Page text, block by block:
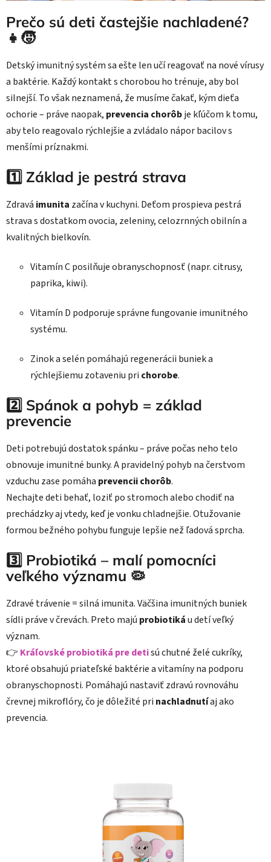
Prečo sú deti častejšie nachladené?
👧🧒
Detský imunitný systém sa ešte len učí reagovať na nové vírusy
a baktérie. Každý kontakt s chorobou ho trénuje, aby bol
silnejší. To však neznamená, že musíme čakať, kým dieťa
ochorie – práve naopak, prevencia chorôbje kľúčom k tomu,
aby telo reagovalo rýchlejšie a zvládalo nápor bacilov s
menšími príznakmi.
1️⃣ Základ je pestrá strava
Zdravá imunita začína v kuchyni. Deťom prospieva pestrá
strava s dostatkom ovocia, zeleniny, celozrnných obilnín a
kvalitných bielkovín.
Vitamín C posilňuje obranyschopnosť (napr. citrusy,
paprika, kiwi).
Vitamín D podporuje správne fungovanie imunitného
systému.
Zinok a selén pomáhajú regenerácii buniek a
rýchlejšiemu zotaveniu pri chorobe.
2️⃣ Spánok a pohyb = základ
prevencie
Deti potrebujú dostatok spánku – práve počas neho telo
obnovuje imunitné bunky. A pravidelný pohyb na čerstvom
vzduchu zase pomáha prevencii chorôb.
Nechajte deti behať, loziť po stromoch alebo chodiť na
prechádzky aj vtedy, keď je vonku chladnejšie. Otužovanie
formou bežného pohybu funguje lepšie než ľadová sprcha.
3️⃣ Probiotiká – malí pomocníci
veľkého významu 🦠
Zdravé trávenie = silná imunita. Väčšina imunitných buniek
sídli práve v črevách. Preto majú probiotikáu detí veľký
význam.
👉 Kráľovské probiotiká pre detisú chutné želé cukríky,
ktoré obsahujú priateľské baktérie a vitamíny na podporu
obranyschopnosti. Pomáhajú nastaviť zdravú rovnováhu
črevnej mikroflóry, čo je dôležité pri nachladnutíaj ako
prevencia.